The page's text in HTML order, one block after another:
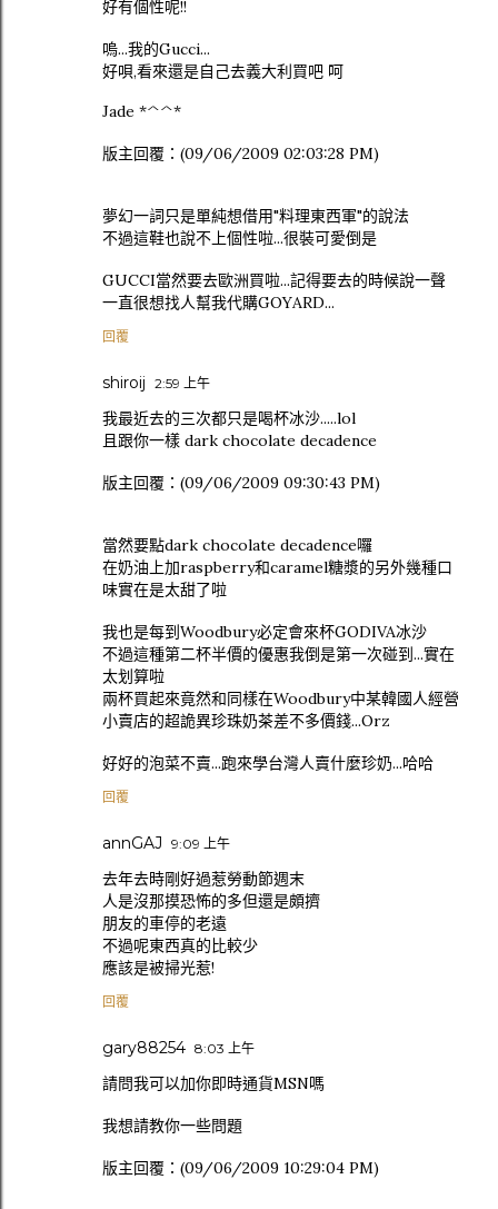
好有個性呢!!
嗚...我的Gucci...
好唄,看來還是自己去義大利買吧 呵
Jade *^^*
版主回覆：(09/06/2009 02:03:28 PM)
夢幻一詞只是單純想借用"料理東西軍"的說法
不過這鞋也說不上個性啦...很裝可愛倒是
GUCCI當然要去歐洲買啦...記得要去的時候說一聲
一直很想找人幫我代購GOYARD...
回覆
shiroij 2:59 上午
我最近去的三次都只是喝杯冰沙.....lol
且跟你一樣 dark chocolate decadence
版主回覆：(09/06/2009 09:30:43 PM)
當然要點dark chocolate decadence囉
在奶油上加raspberry和caramel糖漿的另外幾種口
味實在是太甜了啦
我也是每到Woodbury必定會來杯GODIVA冰沙
不過這種第二杯半價的優惠我倒是第一次碰到...實在
太划算啦
兩杯買起來竟然和同樣在Woodbury中某韓國人經營
小賣店的超詭異珍珠奶茶差不多價錢...Orz
好好的泡菜不賣...跑來學台灣人賣什麼珍奶...哈哈
回覆
annGAJ 9:09 上午
去年去時剛好過惹勞動節週末
人是沒那摸恐怖的多但還是頗擠
朋友的車停的老遠
不過呢東西真的比較少
應該是被掃光惹!
回覆
gary88254 8:03 上午
請問我可以加你即時通貨MSN嗎
我想請教你一些問題
版主回覆：(09/06/2009 10:29:04 PM)